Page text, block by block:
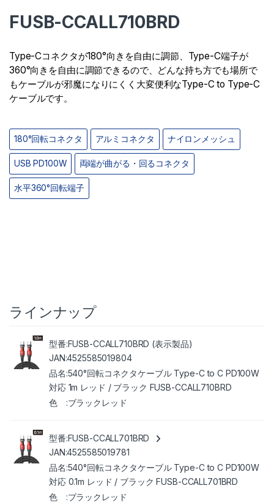
FUSB-CCALL710BRD
Type-Cコネクタが180°向きを自由に調節、Type-C端子が
360°向きを自由に調節できるので、どんな持ち方でも場所で
もケーブルが邪魔になりにくく大変便利なType-C to Type-C
ケーブルです。
180°回転コネクタ アルミコネクタ ナイロンメッシュ
USB PD100W 両端が曲がる・回るコネクタ
水平360°回転端子
ラインナップ
FUSB-CCALL710BRD (表示製品)
4525585019804
540°回転コネクタケーブル Type-C to C PD100W
対応 1m レッド / ブラック FUSB-CCALL710BRD
ブラックレッド
FUSB-CCALL701BRD
4525585019781
540°回転コネクタケーブル Type-C to C PD100W
対応 0.1m レッド / ブラック FUSB-CCALL701BRD
ブラックレッド